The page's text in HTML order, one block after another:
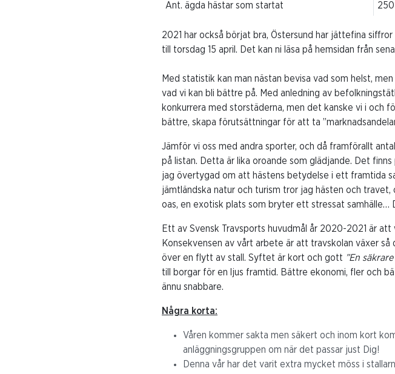
Ant. ägda hästar som startat
2021 har också börjat bra, Östersund har jättefina
till torsdag 15 april. Det kan ni läsa på hemsidan från
Med statistik kan man nästan bevisa vad som helst,
vad vi kan bli bättre på. Med anledning av
konkurrera med storstäderna, men det kanske vi i och
bättre, skapa förutsättningar för att ta
Jämför vi oss med andra sporter, och då framförallt
på listan. Detta är lika oroande som glädjande. Det
jag övertygad om att hästens betydelse i ett framtida
jämtländska natur och turism tror jag hästen och
oas, en exotisk plats som bryter ett stressat samhälle…
Ett av Svensk Travsports huvudmål år 2020-2021 är
Konsekvensen av vårt arbete är att travskolan växer
över en flytt av stall. Syftet är kort och gott ”En
till borgar för en ljus framtid. Bättre ekonomi, fler och
ännu snabbare.
Några korta:
Våren kommer sakta men säkert och inom kort
anläggningsgruppen om när det passar just Dig!
Denna vår har det varit extra mycket möss i